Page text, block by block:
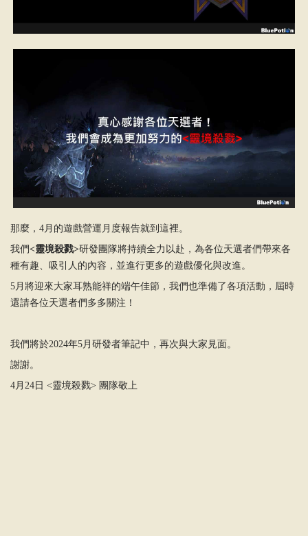
那麼，4月的遊戲營運月度報告就到這裡。
我們<靈境殺戮>研發團隊將持續全力以赴，為各位天選者們帶來各
種有趣、吸引人的內容，並進行更多的遊戲優化與改進。
5月將迎來大家耳熟能祥的端午佳節，我們也準備了各項活動，屆時
還請各位天選者們多多關注！
我們將於2024年5月研發者筆記中，再次與大家見面。
謝謝。
4月24日 <靈境殺戮> 團隊敬上